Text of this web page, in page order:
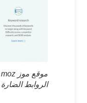
الروابط